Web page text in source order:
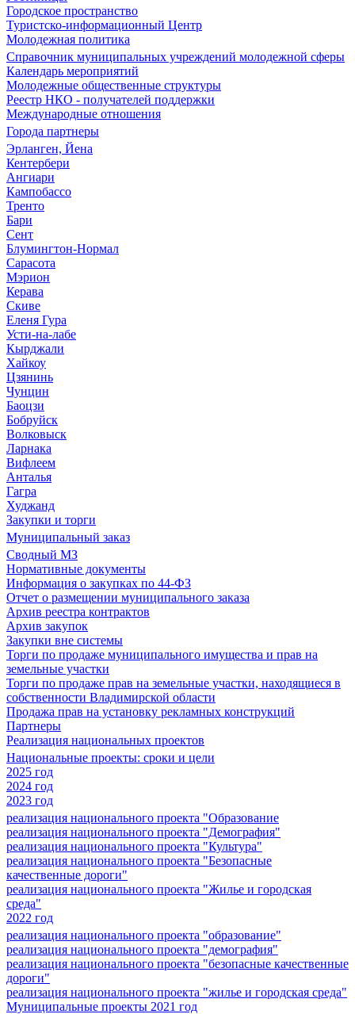
Городское пространство
Туристско-информационный Центр
Молодежная политика
Справочник муниципальных учреждений молодежной сферы
Календарь мероприятий
Молодежные общественные структуры
Реестр НКО - получателей поддержки
Международные отношения
Города партнеры
Эрланген, Йена
Кентербери
Ангиари
Кампобассо
Тренто
Бари
Сент
Блумингтон-Нормал
Сарасота
Мэрион
Керава
Скиве
Еленя Гура
Усти-на-лабе
Кырджали
Хайкоу
Цзянинь
Чунцин
Баоцзи
Бобруйск
Волковыск
Ларнака
Вифлеем
Анталья
Гагра
Худжанд
Закупки и торги
Муниципальный заказ
Сводный МЗ
Нормативные документы
Информация о закупках по 44-ФЗ
Отчет о размещении муниципального заказа
Архив реестра контрактов
Архив закупок
Закупки вне системы
Торги по продаже муниципального имущества и прав на
земельные участки
Торги по продаже прав на земельные участки, находящиеся в
собственности Владимирской области
Продажа прав на установку рекламных конструкций
Партнеры
Реализация национальных проектов
Национальные проекты: сроки и цели
2025 год
2024 год
2023 год
реализация национального проекта "Образование
реализация национального проекта "Демография"
реализация национального проекта "Культура"
реализация национального проекта "Безопасные
качественные дороги"
реализация национального проекта "Жилье и городская
среда"
2022 год
реализация национального проекта "образование"
реализация национального проекта "демография"
реализация национального проекта "безопасные качественные
дороги"
реализация национального проекта "жилье и городская среда"
Муниципальные проекты 2021 год